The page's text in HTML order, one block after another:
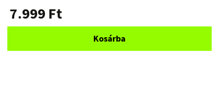
7.999 Ft
Kosárba